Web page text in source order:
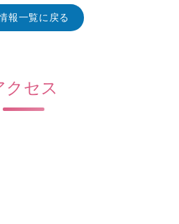
報一覧に戻る
クセス